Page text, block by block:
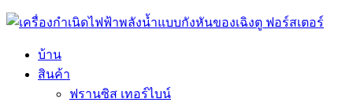
บ้าน
สินค้า
ฟรานซิส เทอร์ไบน์